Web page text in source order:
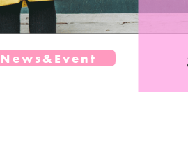
News&Event